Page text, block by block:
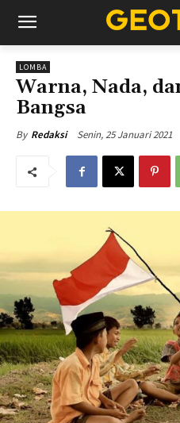
LOMBA
Warna, Nada,
Bangsa
By Redaksi Senin, 25 Januari 2021